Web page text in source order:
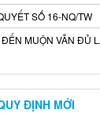
SỐ 16-NQ/TW
MUỘN VẪN ĐỦ
ĐỊNH MỚI